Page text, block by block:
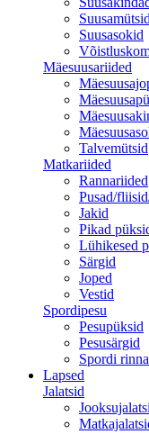
Suusasokid
Mäesuusariided
Talvemütsid
Matkariided
Rannariided
Pusad/
Jakid
Pikad
Lühikesed
Särgid
Joped
Vestid
Spordipesu
Pesupüksid
Pesusärgid
Spordi
Lapsed
Jalatsid